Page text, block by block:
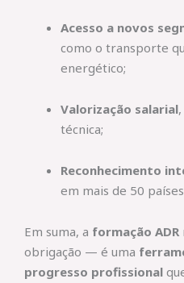
Acesso a novos
como o transporte
energético;
Valorização salarial
técnica;
Reconhecimento
em mais de 50
Em suma, a formação ADR
obrigação — é uma
progresso profissional